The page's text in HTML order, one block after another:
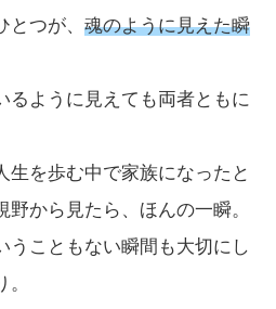
つが、 魂のように見えた瞬
るように見えても両者ともに
生を歩む中で家族になったと
から見たら、ほんの一瞬。
うこともない瞬間も大切にし